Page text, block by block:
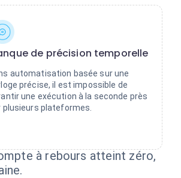
de précision temporelle
automatisation basée sur une
précise, il est impossible de
une exécution à la seconde près
plusieurs plateformes.
à rebours atteint zéro,